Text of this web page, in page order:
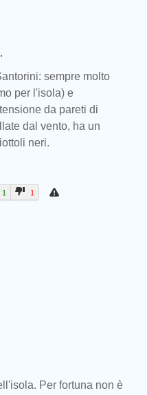
sempre molto
per l'isola) e
da pareti di
dal vento, ha un
neri.
1 1
Per fortuna non è